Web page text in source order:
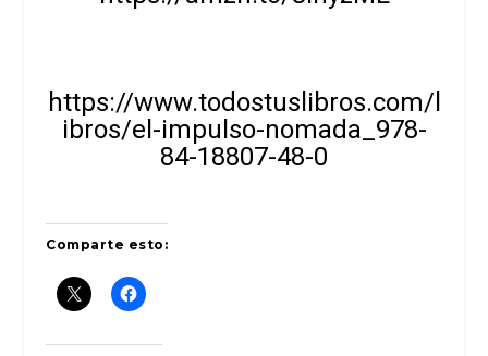
https://www.todostuslibros.com/l
ibros/el-impulso-nomada_978-
84-18807-48-0
Comparte esto: